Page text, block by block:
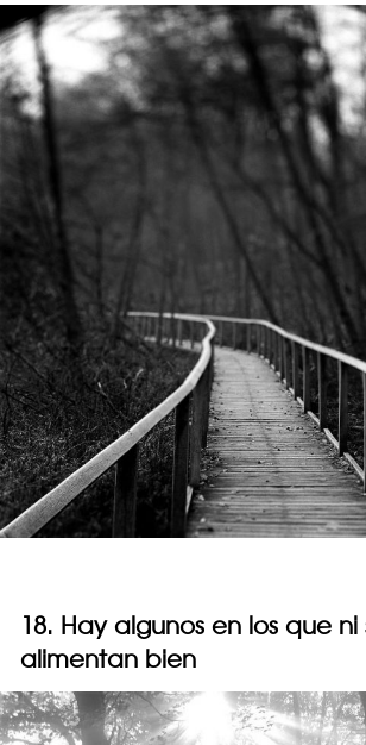
18. Hay algunos en los que ni
alimentan bien